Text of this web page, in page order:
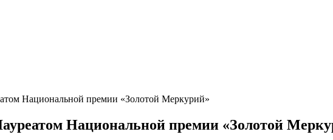
Национальной премии «Золотой Меркурий»
Национальной премии «Золотой